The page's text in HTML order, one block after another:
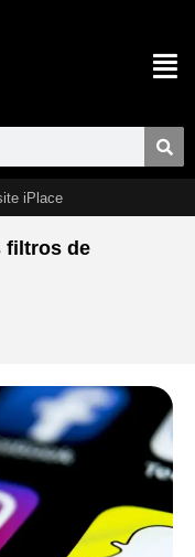
iPlace
filtros de